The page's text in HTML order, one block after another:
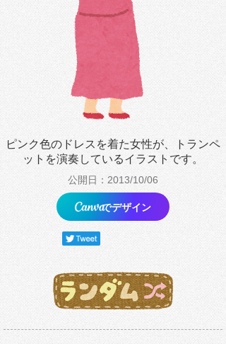
ピンク色のドレスを着た女性が、トランペ
ットを演奏しているイラストです。
公開日：2013/10/06
でデザイン